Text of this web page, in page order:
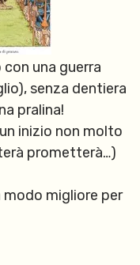
con una guerra
senza dentiera
pralina!
inizio non molto
prometterà…)
modo migliore per